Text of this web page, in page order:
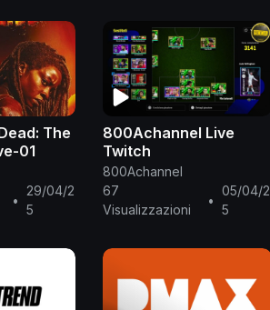
The
01
•
29/04/2
5
800Achannel Live
Twitch
800Achannel
67
Visualizzazioni
•
05/04/2
5